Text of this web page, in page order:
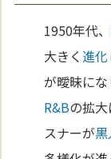
1950年代、
大きく進化
が曖昧にな
R&Bの拡
スナーが